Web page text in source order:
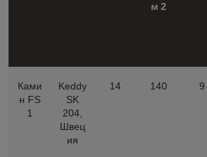
м 2
Ками
н FS
1
Keddy
SK
204,
Швец
ия
14 140 9